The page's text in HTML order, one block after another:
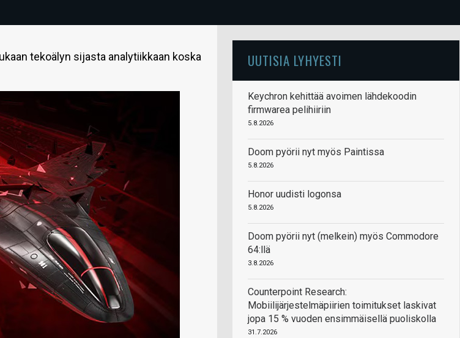
tekoälyn sijasta analytiikkaan koska
UUTISIA LYHYESTI
Keychron kehittää avoimen lähdekoodin
firmwarea pelihiiriin
5.8.2026
Doom pyörii nyt myös Paintissa
5.8.2026
Honor uudisti logonsa
5.8.2026
Doom pyörii nyt (melkein) myös Commodore
64:llä
3.8.2026
Counterpoint Research:
Mobiilijärjestelmäpiirien toimitukset laskivat
jopa 15 % vuoden ensimmäisellä puoliskolla
31.7.2026